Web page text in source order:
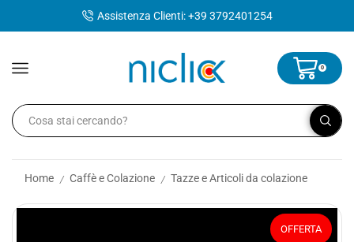
Assistenza Clienti: +39 3792401254
0
Home / Caffè e Colazione / Tazze e Articoli da colazione
OFFERTA